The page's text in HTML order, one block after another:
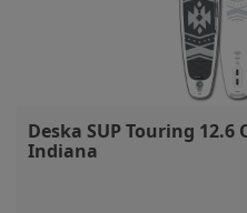
Deska SUP Touring 12.6
Indiana